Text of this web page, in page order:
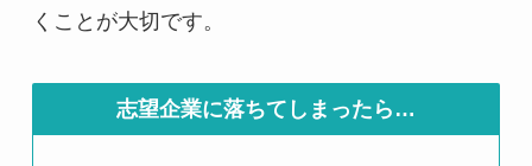
くことが大切です。
志望企業に落ちてしまったら…